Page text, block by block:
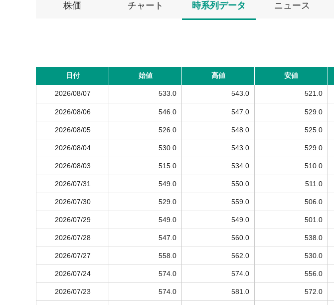
株価 チャート 時系列データ ニュース
日付 始値 高値 安値
2026/08/07 533.0 543.0 521.0
2026/08/06 546.0 547.0 529.0
2026/08/05 526.0 548.0 525.0
2026/08/04 530.0 543.0 529.0
2026/08/03 515.0 534.0 510.0
2026/07/31 549.0 550.0 511.0
2026/07/30 529.0 559.0 506.0
2026/07/29 549.0 549.0 501.0
2026/07/28 547.0 560.0 538.0
2026/07/27 558.0 562.0 530.0
2026/07/24 574.0 574.0 556.0
2026/07/23 574.0 581.0 572.0